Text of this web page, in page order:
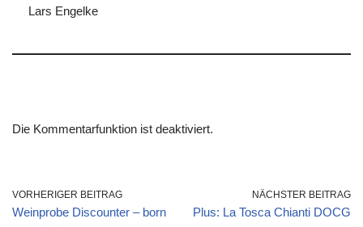
Lars Engelke
Die Kommentarfunktion ist deaktiviert.
VORHERIGER BEITRAG
Weinprobe Discounter – born
NÄCHSTER BEITRAG
Plus: La Tosca Chianti DOCG